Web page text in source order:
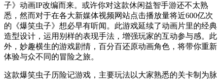
子》动画IP改编而来。或许你对这款休闲益智手游还不太熟
悉，然而对于在各大新媒体视频网站点击播放量将近600亿次
的《爆笑虫子》想必早有听闻。此游戏延续了动画片里的经典
造型设计，运用别样的表现手法，增强玩家的互动参与感。此
外，妙趣横生的游戏剧情，百分百还原动画角色，将带你重新
体验与众不同的冒险之旅。
这款爆笑虫子历险记游戏，主要玩法以大家熟悉的关卡制为脉